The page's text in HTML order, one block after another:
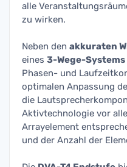
alle
zu wirken.
Neben den akkuraten
eines 3-Wege-Systems
Phasen- und
optimalen Anpassung
die
Aktivtechnologie vor
Arrayelement
und der Anzahl der